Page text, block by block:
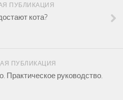
ПУБЛИКАЦИЯ
кота?
ПУБЛИКАЦИЯ
Практическое руководство.